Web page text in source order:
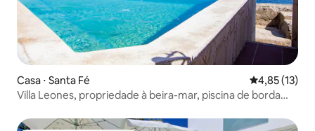
Casa ⋅ Santa Fé 4,85 de uma
4,85 (13)
Villa Leones, propriedade à beira-mar, piscina de borda